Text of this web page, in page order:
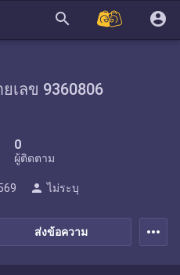
search account_circle
เลข 9360806
0
ผู้ติดตาม
ส่งข้อความ
person ไม่ระบุ
more_horiz